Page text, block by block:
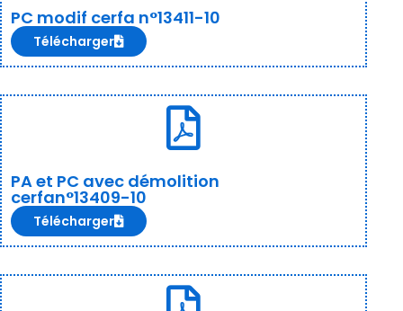
PC modif cerfa n°13411-10
Télécharger
PA et PC avec démolition
cerfan°13409-10
Télécharger